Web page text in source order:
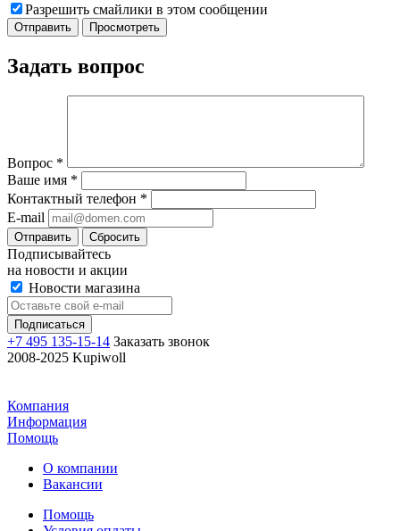
Разрешить смайлики в этом сообщении
Задать вопрос
Вопрос *
Ваше имя *
Контактный телефон *
E-mail
Отправить Сбросить
Подписывайтесь
на новости и акции
Новости магазина
+7 495 135-15-14 Заказать звонок
2008-2025 Kupiwoll
Компания
Информация
Помощь
О компании
Вакансии
Помощь